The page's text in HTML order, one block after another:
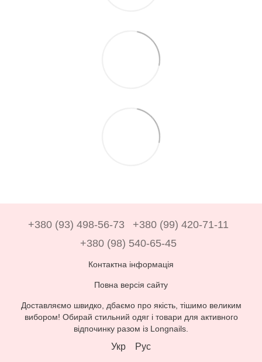
+380 (93) 498-56-73
+380 (99) 420-71-11
+380 (98) 540-65-45
Контактна інформація
Повна версія сайту
Доставляємо швидко, дбаємо про якість, тішимо великим
вибором! Обирай стильний одяг і товари для активного
відпочинку разом із Longnails.
Укр Рус